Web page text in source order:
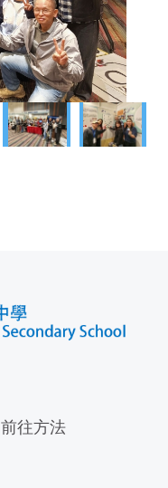
前往方法